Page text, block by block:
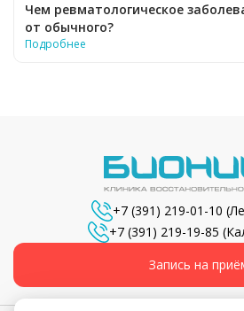
Чем ревматологическое
от обычного?
Подробнее
+7 (391) 219-01-10
+7 (391) 219-19-85
Запись на